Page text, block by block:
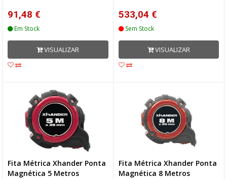
91,48 €
Em Stock
VISUALIZAR
533,04 €
Sem Stock
VISUALIZAR
Fita Métrica Xhander Ponta
Magnética 5 Metros
Fita Métrica Xhander Ponta
Magnética 8 Metros